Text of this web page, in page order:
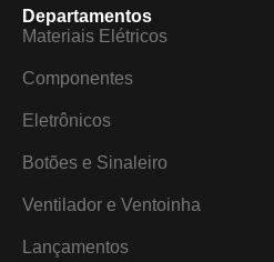
Departamentos
Materiais Elétricos
Componentes
Eletrônicos
Botões e Sinaleiro
Ventilador e Ventoinha
Lançamentos